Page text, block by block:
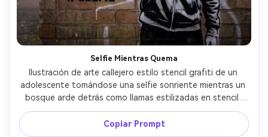
Selfie Mientras Quema
Ilustración de arte callejero estilo stencil grafiti de un
adolescente tomándose una selfie sonriente mientras un
bosque arde detrás como llamas estilizadas en stencil,
formas recortadas en blanco y negro, un acento naranja
vivo solo en las llamas, textura de muro de ladrillo
Copiar Prompt